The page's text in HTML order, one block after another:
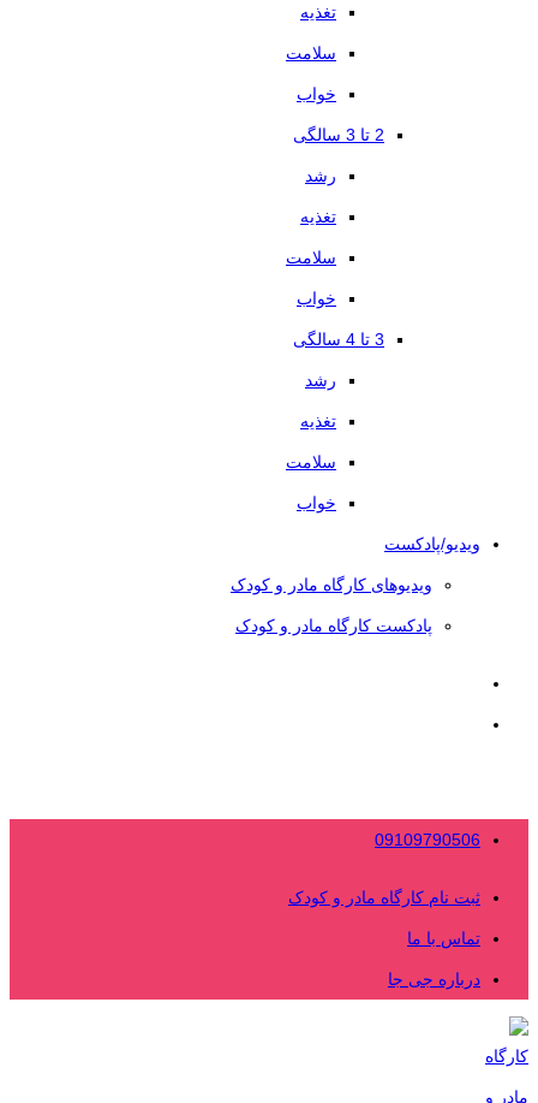
تغذیه
سلامت
خواب
2 تا 3 سالگی
رشد
تغذیه
سلامت
خواب
3 تا 4 سالگی
رشد
تغذیه
سلامت
خواب
ویدیو/پادکست
ویدیوهای کارگاه مادر و کودک
پادکست کارگاه مادر و کودک
09109790506
ثبت نام کارگاه مادر و کودک
تماس با ما
درباره جی جا